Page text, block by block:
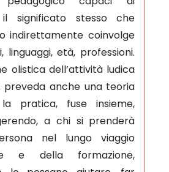
il significato stesso che
indirettamente coinvolge
linguaggi, età, professioni.
olistica dell’attività ludica
anche una teoria
pratica, fuse insieme,
a chi si prenderà
nel lungo viaggio
e della formazione,